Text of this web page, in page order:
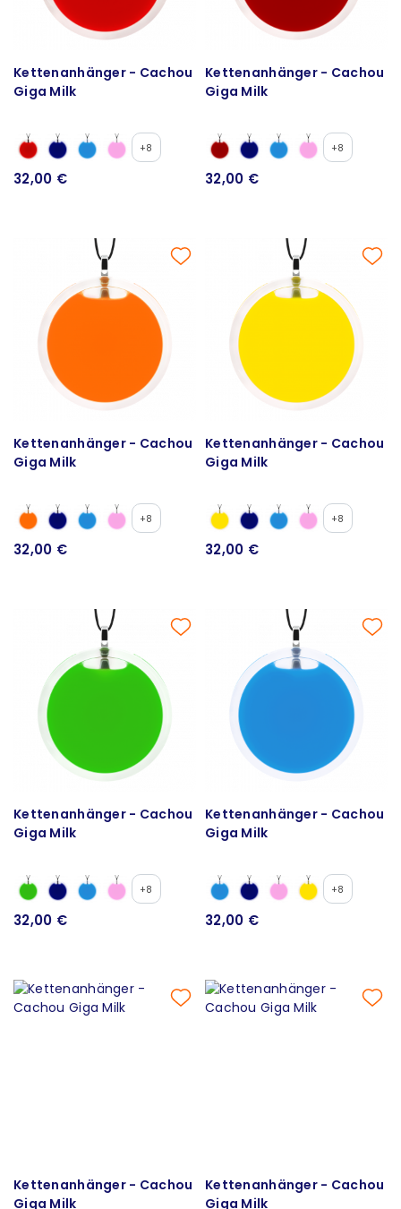
Kettenanhänger - Cachou
Giga Milk
+8
32,00 €
Kettenanhänger - Cachou
Giga Milk
+8
32,00 €
Kettenanhänger - Cachou
Giga Milk
+8
32,00 €
Kettenanhänger - Cachou
Giga Milk
+8
32,00 €
Kettenanhänger - Cachou
Giga Milk
+8
32,00 €
Kettenanhänger - Cachou
Giga Milk
+8
32,00 €
Kettenanhänger - Cachou
Giga Milk
Kettenanhänger - Cachou
Giga Milk